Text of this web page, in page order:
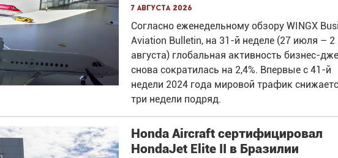
7 августа 2026
Согласно еженедельному обзору WINGX
Aviation Bulletin, на 31-й неделе (27 июля – 2
августа) глобальная активность бизнес-
снова сократилась на 2,4%. Впервые с 41-й
недели 2024 года мировой трафик
три недели подряд.
Honda Aircraft сертифицировал
HondaJet Elite II в Бразилии